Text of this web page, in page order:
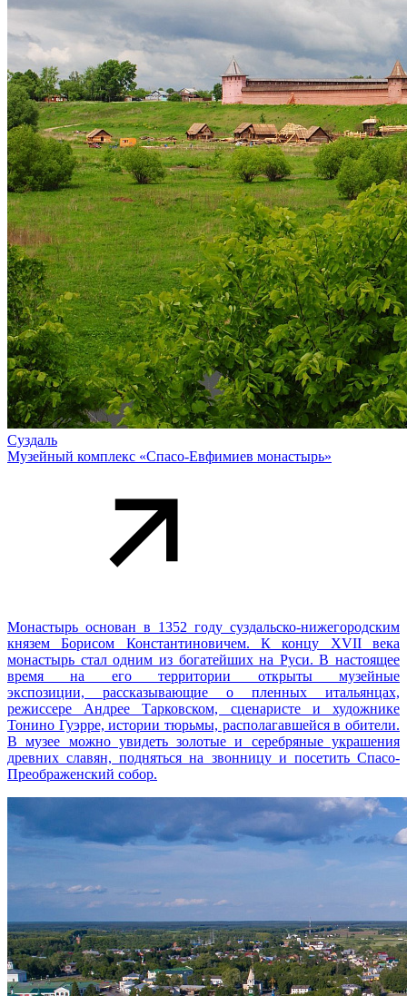
Суздаль
Музейный комплекс «Спасо-Евфимиев монастырь»
Монастырь основан в 1352 году суздальско-нижегородским
князем Борисом Константиновичем. К концу XVII века
монастырь стал одним из богатейших на Руси. В настоящее
время на его территории открыты музейные
экспозиции, рассказывающие о пленных итальянцах,
режиссере Андрее Тарковском, сценаристе и художнике
Тонино Гуэрре, истории тюрьмы, располагавшейся в обители.
В музее можно увидеть золотые и серебряные украшения
древних славян, подняться на звонницу и посетить Спасо-
Преображенский собор.